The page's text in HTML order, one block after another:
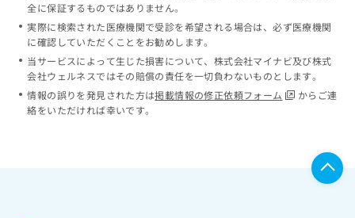
全に保証するものではありません。
実際に検索された医療機関で受診を希望される場合は、必ず医療機関
に確認していただくことをお勧めします。
当サービスによって生じた損害について、株式会社マイナビ及び株式
会社ウェルネスではその賠償の責任を一切負わないものとします。
情報の誤りを発見された方は掲載情報の修正依頼フォーム
からご連
絡をいただければ幸いです。